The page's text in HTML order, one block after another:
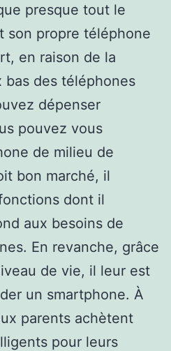
presque tout le
son propre téléphone
en raison de la
des téléphones
dépenser
pouvez vous
de milieu de
bon marché, il
dont il
aux besoins de
En revanche, grâce
de vie, il leur est
un smartphone. À
parents achètent
pour leurs